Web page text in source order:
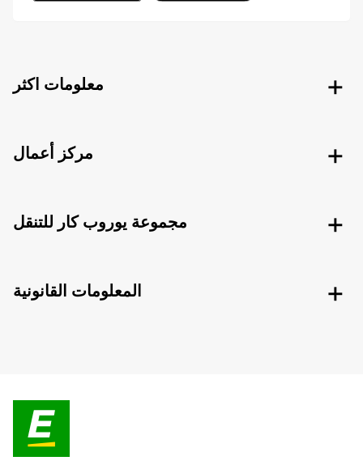
معلومات اكثر
مركز أعمال
مجموعة يوروب كار للتنقل
المعلومات القانونية